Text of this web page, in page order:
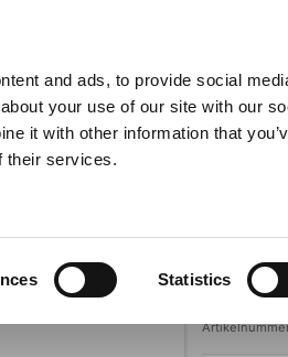
and ads, to provide social
your use of our site with our
it with other information that
their services.
Statistics
Sök
Köksmaskiner